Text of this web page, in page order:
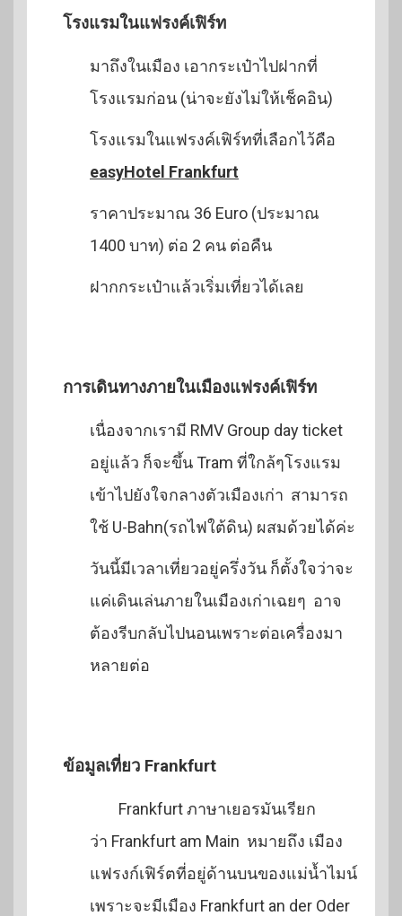
โรงแรมในแฟรงค์เฟิร์ท
มาถึงในเมือง เอากระเป๋าไปฝากที่
โรงแรมก่อน (น่าจะยังไม่ให้เช็คอิน)
โรงแรมในแฟรงค์เฟิร์ทที่เลือกไว้คือ
easyHotel Frankfurt
ราคาประมาณ 36 Euro (ประมาณ
1400 บาท) ต่อ 2 คน ต่อคืน
ฝากกระเป๋าแล้วเริ่มเที่ยวได้เลย
การเดินทางภายในเมืองแฟรงค์เฟิร์ท
เนื่องจากเรามี RMV Group day ticket
อยู่แล้ว ก็จะขึ้น Tram ที่ใกล้ๆโรงแรม
เข้าไปยังใจกลางตัวเมืองเก่า สามารถ
ใช้ U-Bahn(รถไฟใต้ดิน) ผสมด้วยได้ค่ะ
วันนี้มีเวลาเที่ยวอยู่ครึ่งวัน ก็ตั้งใจว่าจะ
แค่เดินเล่นภายในเมืองเก่าเฉยๆ อาจ
ต้องรีบกลับไปนอนเพราะต่อเครื่องมา
หลายต่อ
ข้อมูลเที่ยว Frankfurt
Frankfurt ภาษาเยอรมันเรียก
ว่า Frankfurt am Main หมายถึง เมือง
แฟรงก์เฟิร์ตที่อยู่ด้านบนของแม่น้ำไมน์
เพราะจะมีเมือง Frankfurt an der Oder